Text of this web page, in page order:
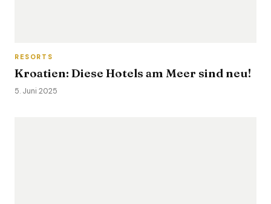
RESORTS
Kroatien: Diese Hotels am Meer sind neu!
5. Juni 2025